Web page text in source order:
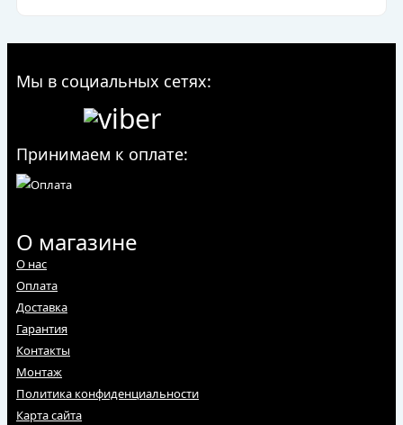
Мы в социальных сетях:
Принимаем к оплате:
О магазине
О нас
Оплата
Доставка
Гарантия
Контакты
Монтаж
Политика конфиденциальности
Карта сайта